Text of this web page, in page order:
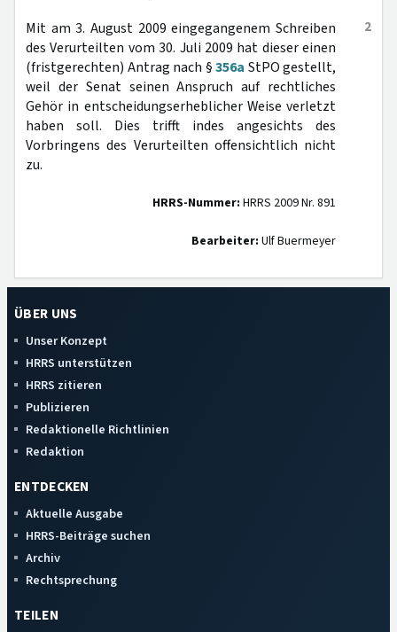
2
Mit am 3. August 2009 eingegangenem Schreiben
des Verurteilten vom 30. Juli 2009 hat dieser einen
(fristgerechten) Antrag nach §356a StPO gestellt,
weil der Senat seinen Anspruch auf rechtliches
Gehör in entscheidungserheblicher Weise verletzt
haben soll. Dies trifft indes angesichts des
Vorbringens des Verurteilten offensichtlich nicht
zu.
HRRS-Nummer: HRRS 2009 Nr. 891
Bearbeiter: Ulf Buermeyer
ÜBER UNS
Unser Konzept
HRRS unterstützen
HRRS zitieren
Publizieren
Redaktionelle Richtlinien
Redaktion
ENTDECKEN
Aktuelle Ausgabe
HRRS-Beiträge suchen
Archiv
Rechtsprechung
TEILEN